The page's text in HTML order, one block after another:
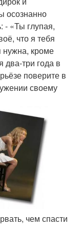
осознанно
- «Ты глупая,
что я тебя
кроме
два-три года в
поверите в
своему
чем спасти